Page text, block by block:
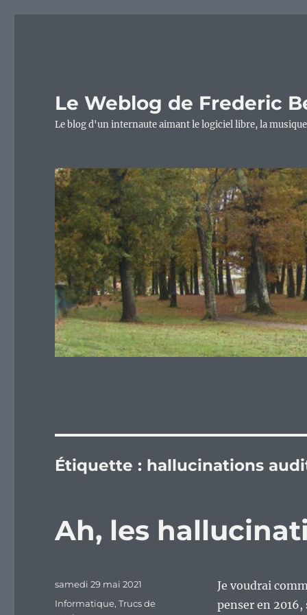
Le Weblog de Frederic
Le blog d'un internaute aimant le logiciel libre, la
Étiquette : hallucinations
Ah, les
Je voudrai
penser en
Publié
samedi 29 mai 2021
Catégories
Informatique,Trucs de